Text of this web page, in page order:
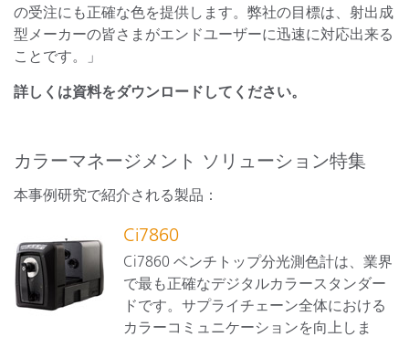
の受注にも正確な色を提供します。弊社の目標は、射出成
型メーカーの皆さまがエンドユーザーに迅速に対応出来る
ことです。」
詳しくは資料をダウンロードしてください。
カラーマネージメント ソリューション特集
本事例研究で紹介される製品：
Ci7860
Ci7860 ベンチトップ分光測色計は、業界
で最も正確なデジタルカラースタンダー
ドです。サプライチェーン全体における
カラーコミュニケーションを向上しま